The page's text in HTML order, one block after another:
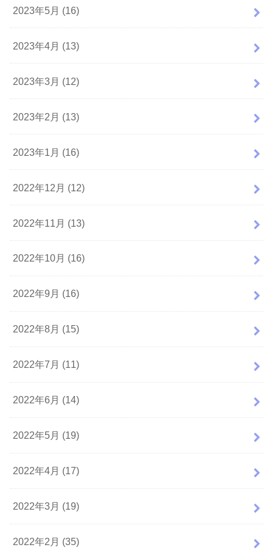
2023年5月 (16)
2023年4月 (13)
2023年3月 (12)
2023年2月 (13)
2023年1月 (16)
2022年12月 (12)
2022年11月 (13)
2022年10月 (16)
2022年9月 (16)
2022年8月 (15)
2022年7月 (11)
2022年6月 (14)
2022年5月 (19)
2022年4月 (17)
2022年3月 (19)
2022年2月 (35)